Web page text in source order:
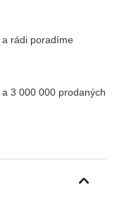
rádi poradíme
3 000 000 prodaných